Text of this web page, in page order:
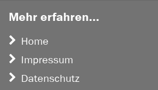
Mehr erfahren...
Home
Impressum
Datenschutz